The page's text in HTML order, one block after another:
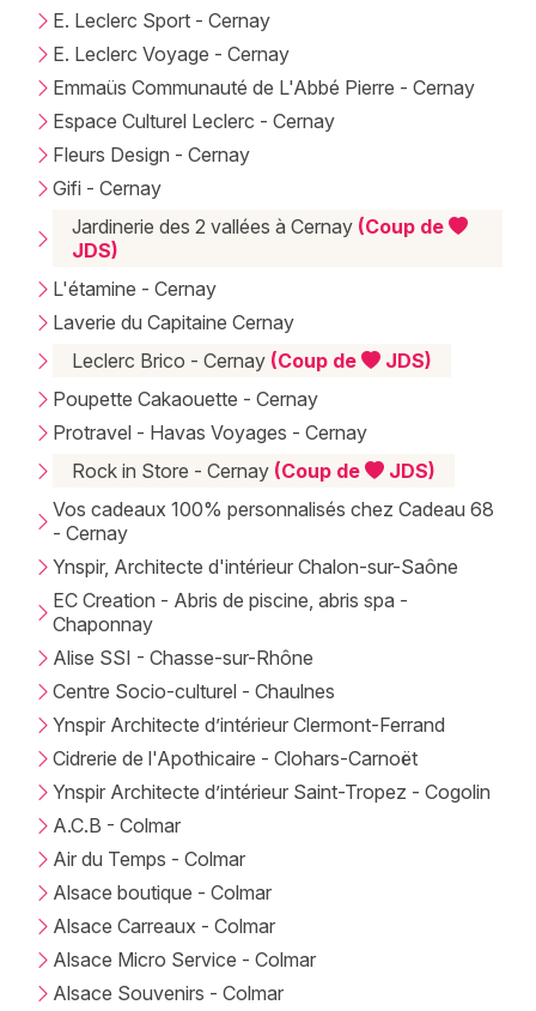
E. Leclerc Sport - Cernay
E. Leclerc Voyage - Cernay
Emmaüs Communauté de L'Abbé Pierre - Cernay
Espace Culturel Leclerc - Cernay
Fleurs Design - Cernay
Gifi - Cernay
Jardinerie des 2 vallées à Cernay (Coup de
JDS)
L'étamine - Cernay
Laverie du Capitaine Cernay
Leclerc Brico - Cernay (Coup de
JDS)
Poupette Cakaouette - Cernay
Protravel - Havas Voyages - Cernay
Rock in Store - Cernay (Coup de
JDS)
Vos cadeaux 100% personnalisés chez Cadeau 68
- Cernay
Ynspir, Architecte d'intérieur Chalon-sur-Saône
EC Creation - Abris de piscine, abris spa -
Chaponnay
Alise SSI - Chasse-sur-Rhône
Centre Socio-culturel - Chaulnes
Ynspir Architecte d’intérieur Clermont-Ferrand
Cidrerie de l'Apothicaire - Clohars-Carnoët
Ynspir Architecte d’intérieur Saint-Tropez - Cogolin
A.C.B - Colmar
Air du Temps - Colmar
Alsace boutique - Colmar
Alsace Carreaux - Colmar
Alsace Micro Service - Colmar
Alsace Souvenirs - Colmar